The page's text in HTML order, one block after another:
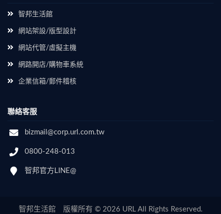
智邦生活館
網站架設/版型設計
網站代管/虛擬主機
網路開店/購物車系統
企業信箱/郵件稽核
聯絡客服
bizmail@corp.url.com.tw
0800-248-013
智邦官方LINE@
智邦生活館 版權所有 © 2026 URL All Rights Reserved.